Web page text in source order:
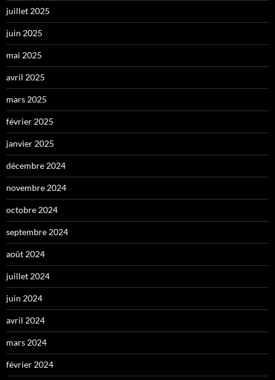
juillet 2025
juin 2025
mai 2025
avril 2025
mars 2025
février 2025
janvier 2025
décembre 2024
novembre 2024
octobre 2024
septembre 2024
août 2024
juillet 2024
juin 2024
avril 2024
mars 2024
février 2024